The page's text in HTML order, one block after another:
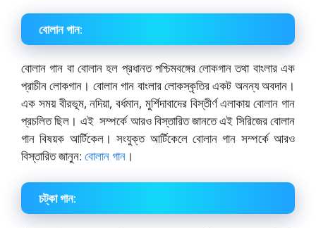
বোলান গান:
বোলান গান বা বোলান হল প্রধানত পশ্চিমবঙ্গের লোকগান তথা বাংলার এক
প্রাচীন লোকগান। বোলান গান বাংলার লোকস্কৃতির একট অনন্য অবদান।
এক সময় বীরভূম, নদিয়া, বর্ধমান, মুর্শিদাবাদের বিস্তীর্ণ এলাকায় বোলান গান
প্রচলিত ছিল। এই সম্পর্কে আরও বিস্তারিত জানতে এই সিরিজের বোলান
গান বিষয়ক আর্টিকেল। সংযুক্ত আর্টিকেলে বোলান গান সম্পর্কে আরও
বিস্তারিত জানুন: বোলান গান ।
চট্‌কা গান: